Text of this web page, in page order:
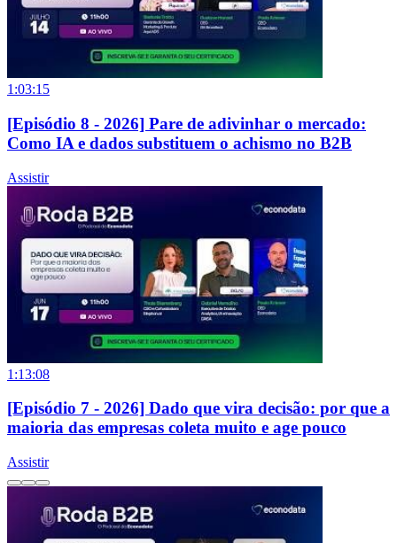
1:03:15
[Episódio 8 - 2026] Pare de adivinhar o mercado:
Como IA e dados substituem o achismo no B2B
Assistir
1:13:08
[Episódio 7 - 2026] Dado que vira decisão: por que a
maioria das empresas coleta muito e age pouco
Assistir